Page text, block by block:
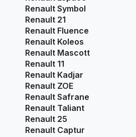
Renault Symbol
Renault 21
Renault Fluence
Renault Koleos
Renault Mascott
Renault 11
Renault Kadjar
Renault ZOE
Renault Safrane
Renault Taliant
Renault 25
Renault Captur